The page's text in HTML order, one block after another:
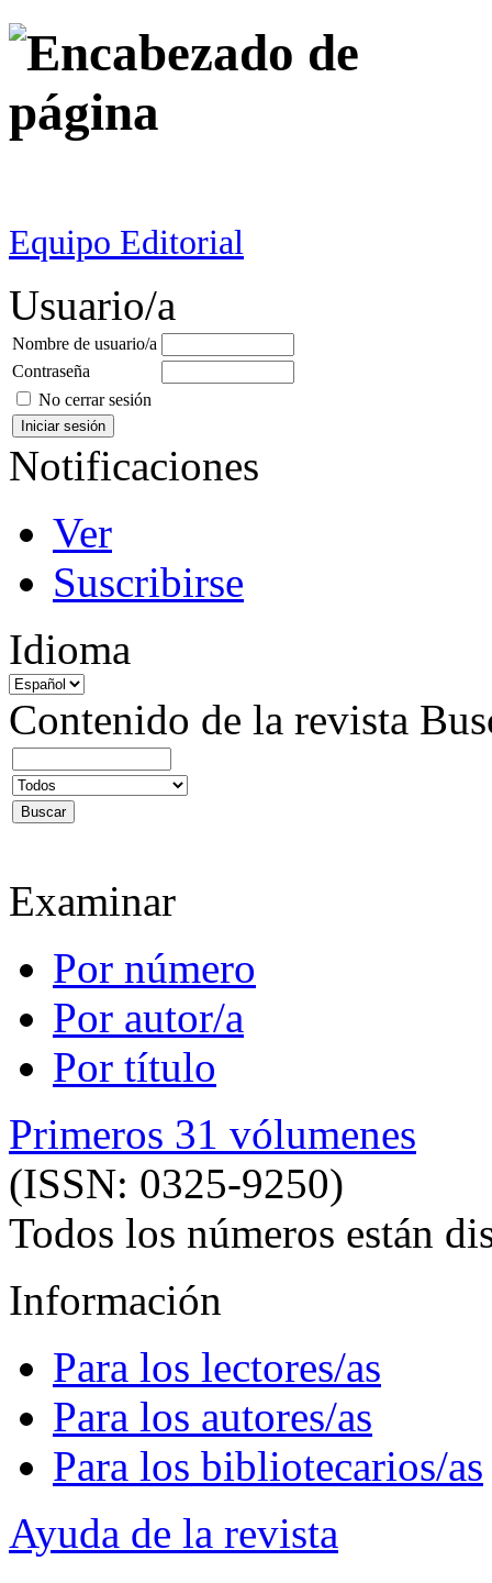
Equipo Editorial
Usuario/a
Nombre de usuario/a
Contraseña
No cerrar sesión
Notificaciones
Ver
Suscribirse
Idioma
Contenido de la revista
Examinar
Por número
Por autor/a
Por título
Primeros 31 vólumenes
(ISSN: 0325-9250)
Todos los números están
Información
Para los lectores/as
Para los autores/as
Para los bibliotecarios/as
Ayuda de la revista